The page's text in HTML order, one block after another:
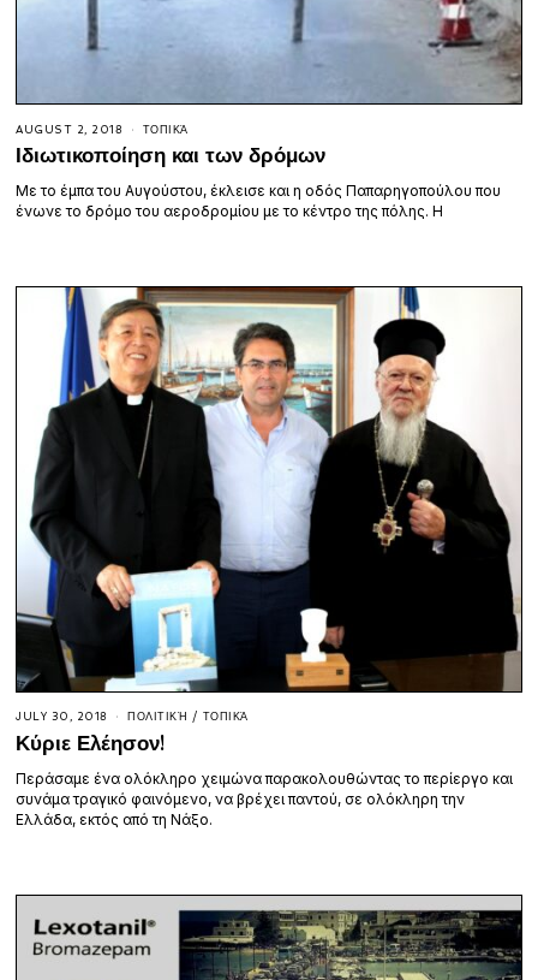
AUGUST 2, 2018 ΤΟΠΙΚΆ
Ιδιωτικοποίηση και των δρόμων
Με το έμπα του Αυγούστου, έκλεισε και η οδός Παπαρηγοπούλου που
ένωνε το δρόμο του αεροδρομίου με το κέντρο της πόλης. Η
JULY 30, 2018 ΠΟΛΙΤΙΚΉ / ΤΟΠΙΚΆ
Κύριε Ελέησον!
Περάσαμε ένα ολόκληρο χειμώνα παρακολουθώντας το περίεργο και
συνάμα τραγικό φαινόμενο, να βρέχει παντού, σε ολόκληρη την
Ελλάδα, εκτός από τη Νάξο.